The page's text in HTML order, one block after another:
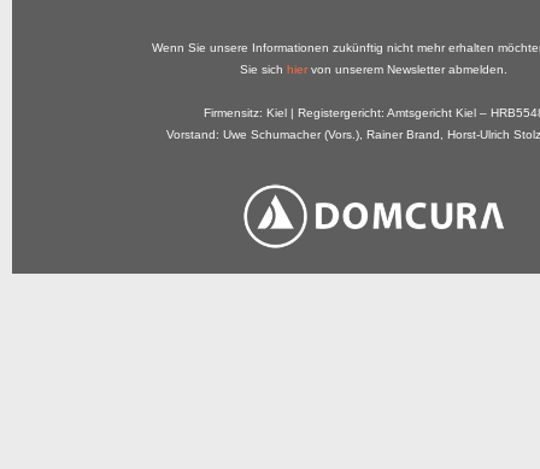
Wenn Sie unsere Informationen zukünftig nicht mehr erhalten
Sie sich hier von unserem Newsletter abmelden.
Firmensitz: Kiel | Registergericht: Amtsgericht Kiel –
Vorstand: Uwe Schumacher (Vors.), Rainer Brand, Horst-Ulrich